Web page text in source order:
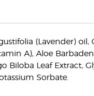
(Lavender)
A), Aloe
Biloba Leaf Extract,
Sorbate.